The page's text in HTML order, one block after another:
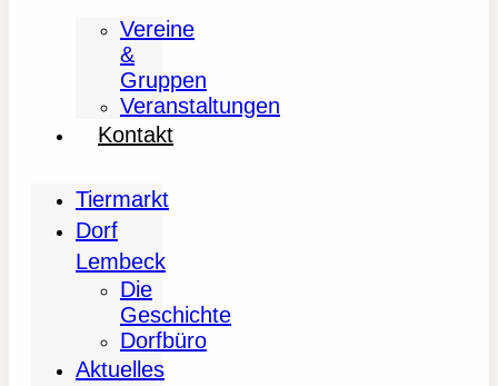
Vereine
&
Gruppen
Veranstaltungen
Kontakt
Tiermarkt
Dorf
Lembeck
Die
Geschichte
Dorfbüro
Aktuelles